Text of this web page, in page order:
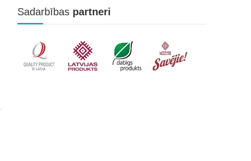
Sadarbības partneri